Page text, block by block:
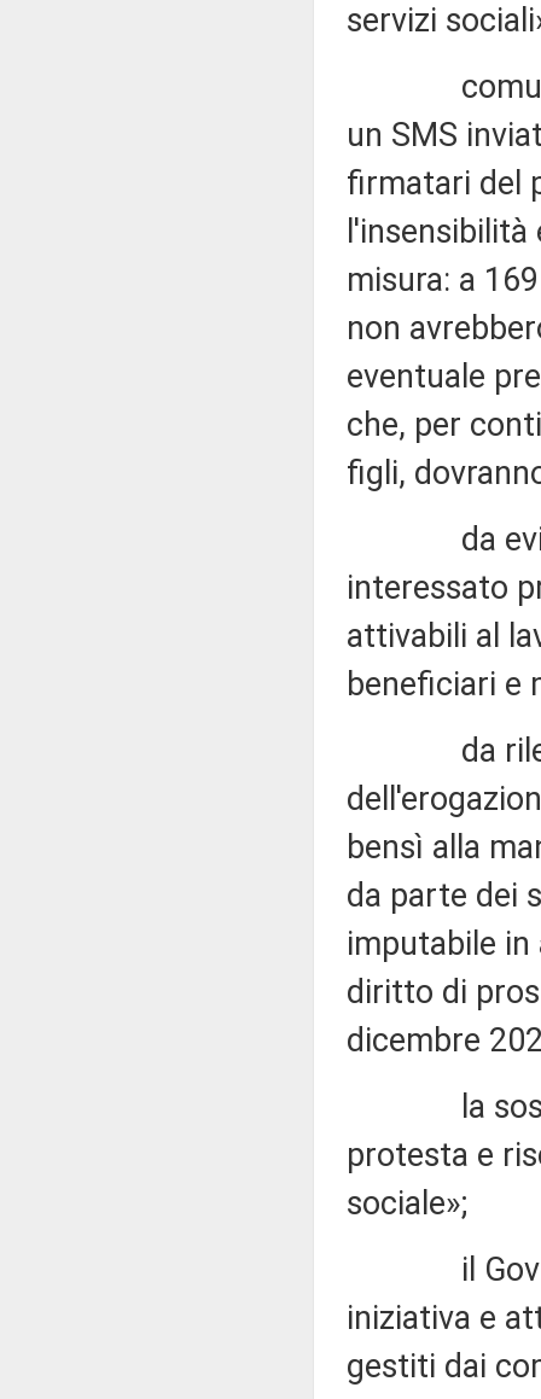
servizi
un SMS
firmatari del
misura: a
non
eventuale
che, per
figli,
da
interessato
attivabili al
beneficiari e
da
bensì alla
da parte dei
imputabile in
diritto di
dicembre
la
protesta e
sociale»;
il
iniziativa e
gestiti dai